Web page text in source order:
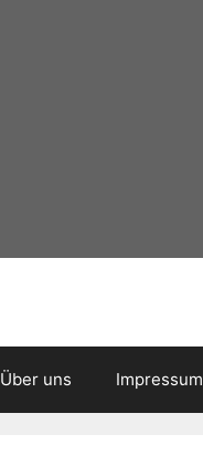
Über uns Impressum